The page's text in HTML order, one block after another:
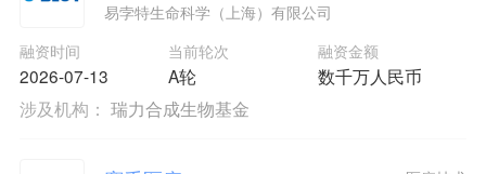
易孛特生命科学（上海）有限公司
融资时间
2026-07-13
当前轮次
A轮
融资金额
数千万人民币
涉及机构： 瑞力合成生物基金